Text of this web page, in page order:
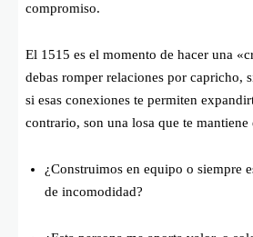
compromiso.
El 1515 es el momento de hacer una
debas romper relaciones por capricho,
si esas conexiones te permiten
contrario, son una losa que te mantiene
¿Construimos en equipo o siempre
de incomodidad?